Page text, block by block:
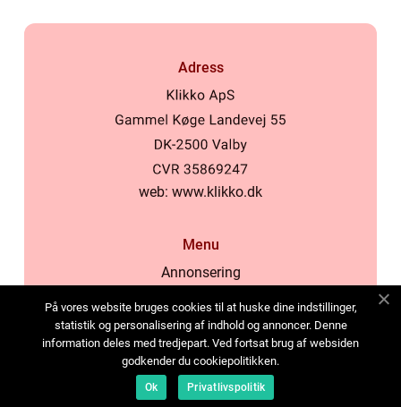
Adress
web: www.klikko.dk
Menu
Annonsering
Cookies
Kontakta oss
Sitemap
På vores website bruges cookies til at huske dine indstillinger,
statistik og personalisering af indhold og annoncer. Denne
information deles med tredjepart. Ved fortsat brug af websiden
godkender du cookiepolitikken.
Ok Privatlivspolitik